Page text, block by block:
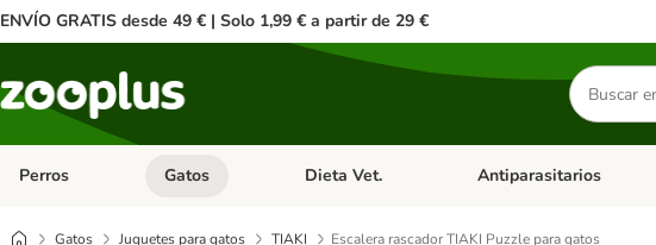
ENVÍO GRATIS desde 49 € | Solo 1,99 € a partir de 29 €
Buscar
productos
Perros Menú de categoria abierto: Perros
Gatos Menú de categoria abierto: Gatos
Dieta Vet. Menú de categoria
Antiparasitarios
Gatos Juguetes para gatos TIAKI Escalera rascador TIAKI Puzzle para gatos